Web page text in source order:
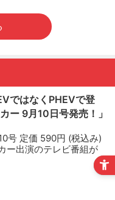
ではなくPHEVで登
ー 9月10日号発売！」
号 定価 590円 (税込み)
ー出演のテレビ番組が